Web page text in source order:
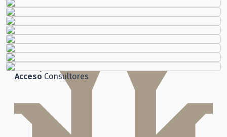
Ley de Transparencia
Histórico
Ley del Lobby
Ley de Transparencia
Acceso Consultores